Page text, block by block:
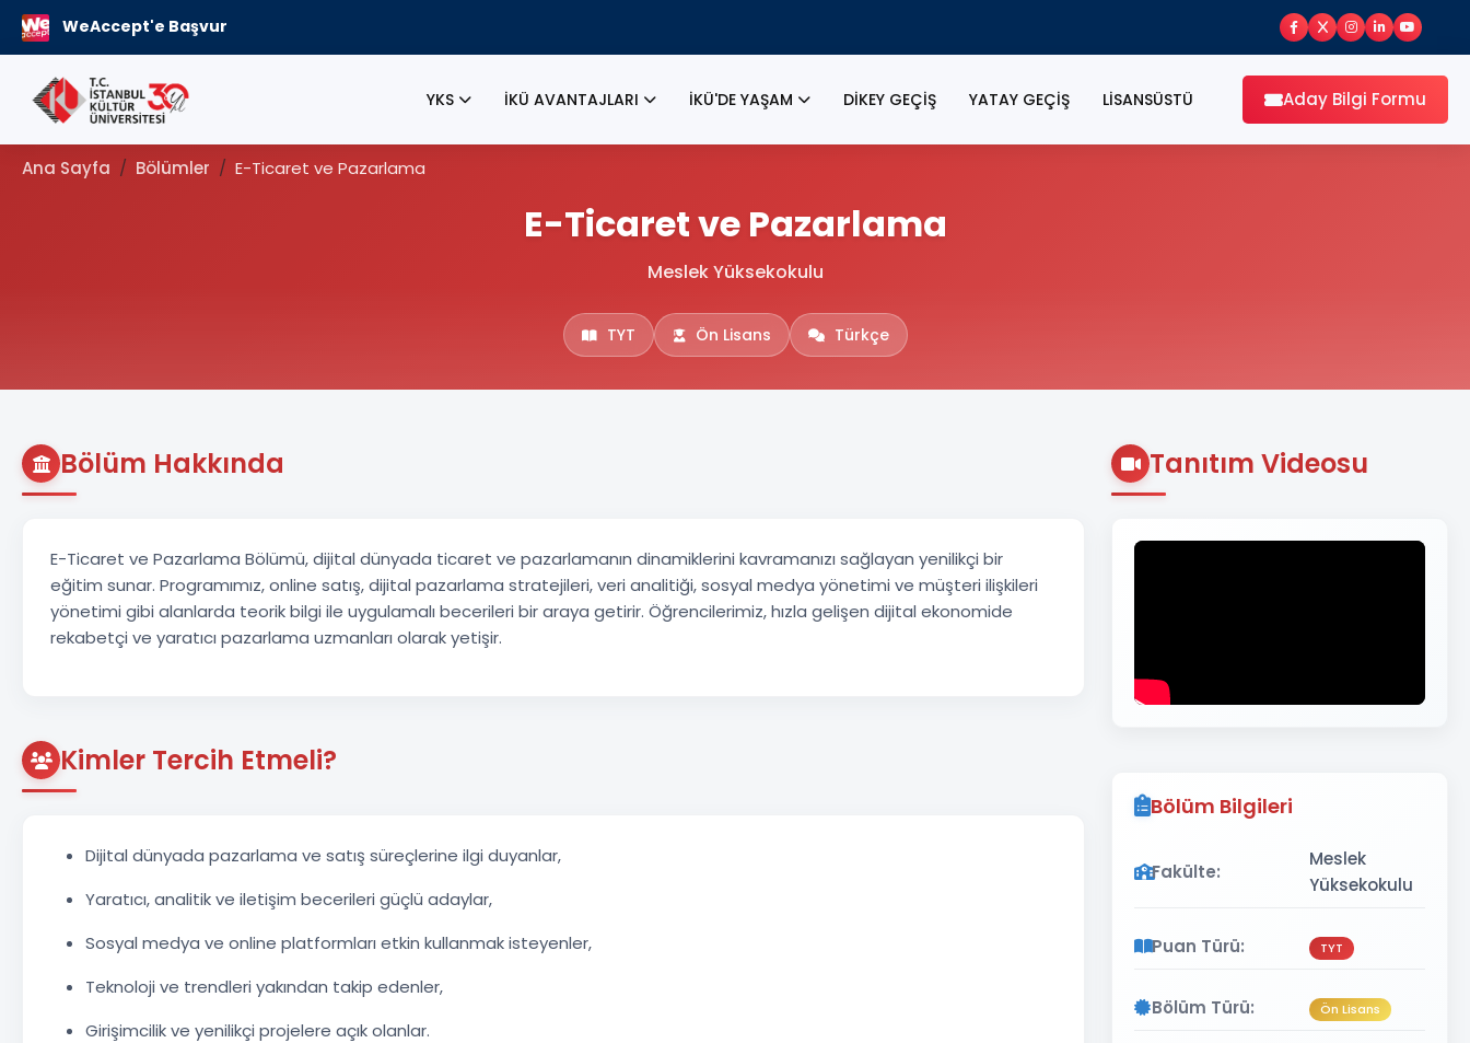
WeAccept'e Başvur
YKS İKÜ AVANTAJLARI İKÜ'DE YAŞAM DİKEY GEÇİŞ YATAY GEÇİŞ LİSANSÜSTÜ Aday Bilgi Formu
Ana Sayfa Bölümler E-Ticaret ve Pazarlama
E-Ticaret ve Pazarlama
Meslek Yüksekokulu
TYT Ön Lisans Türkçe
Bölüm Hakkında
E-Ticaret ve Pazarlama Bölümü, dijital dünyada ticaret ve pazarlamanın dinamiklerini kavramanızı sağlayan yenilikçi bir
eğitim sunar. Programımız, online satış, dijital pazarlama stratejileri, veri analitiği, sosyal medya yönetimi ve müşteri ilişkileri
yönetimi gibi alanlarda teorik bilgi ile uygulamalı becerileri bir araya getirir. Öğrencilerimiz, hızla gelişen dijital ekonomide
rekabetçi ve yaratıcı pazarlama uzmanları olarak yetişir.
Kimler Tercih Etmeli?
Dijital dünyada pazarlama ve satış süreçlerine ilgi duyanlar,
Yaratıcı, analitik ve iletişim becerileri güçlü adaylar,
Sosyal medya ve online platformları etkin kullanmak isteyenler,
Teknoloji ve trendleri yakından takip edenler,
Girişimcilik ve yenilikçi projelere açık olanlar.
Tanıtım Videosu
Bölüm Bilgileri
Fakülte:
Meslek
Yüksekokulu
Puan Türü: TYT
Bölüm Türü: Ön Lisans